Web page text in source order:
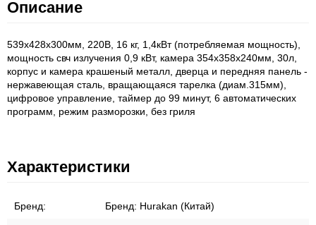
Описание
539x428x300мм, 220В, 16 кг, 1,4кВт (потребляемая мощность),
мощность свч излучения 0,9 кВт, камера 354x358x240мм, 30л,
корпус и камера крашеный металл, дверца и передняя панель -
нержавеющая сталь, вращающаяся тарелка (диам.315мм),
цифровое управление, таймер до 99 минут, 6 автоматических
программ, режим разморозки, без гриля
Характеристики
Бренд: Бренд: Hurakan (Китай)